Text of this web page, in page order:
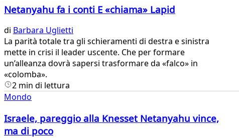
Netanyahu fa i conti E «chiama» Lapid
di Barbara Uglietti
​La parità totale tra gli schieramenti di destra e sinistra
mette in crisi il leader uscente. Che per formare
un’alleanza dovrà sapersi trasformare da «falco» in
«colomba».​
2 min di lettura
Mondo
Israele, pareggio alla Knesset Netanyahu vince,
ma di poco